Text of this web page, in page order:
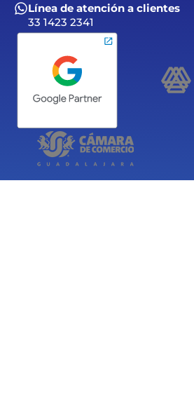
Línea de atención a clientes
33 1423 2341